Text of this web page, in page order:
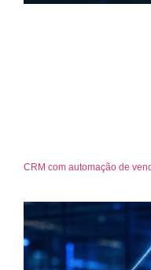
CRM com automação de